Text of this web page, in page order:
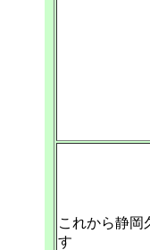
これから静岡
す